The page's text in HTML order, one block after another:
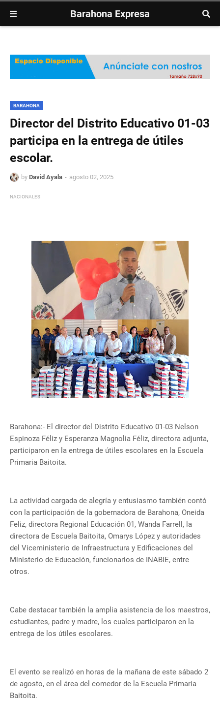
Barahona Expresa
BARAHONA
Director del Distrito Educativo 01-03
participa en la entrega de útiles
escolar.
by David Ayala agosto 02, 2025
NACIONALES
Barahona:- El director del Distrito Educativo 01-03 Nelson
Espinoza Féliz y Esperanza Magnolia Féliz, directora adjunta,
participaron en la entrega de útiles escolares en la Escuela
Primaria Baitoita.
La actividad cargada de alegría y entusiasmo también contó
con la participación de la gobernadora de Barahona, Oneida
Feliz, directora Regional Educación 01, Wanda Farrell, la
directora de Escuela Baitoita, Omarys López y autoridades
del Viceministerio de Infraestructura y Edificaciones del
Ministerio de Educación, funcionarios de INABIE, entre
otros.
Cabe destacar también la amplia asistencia de los maestros,
estudiantes, padre y madre, los cuales participaron en la
entrega de los útiles escolares.
El evento se realizó en horas de la mañana de este sábado 2
de agosto, en el área del comedor de la Escuela Primaria
Baitoita.